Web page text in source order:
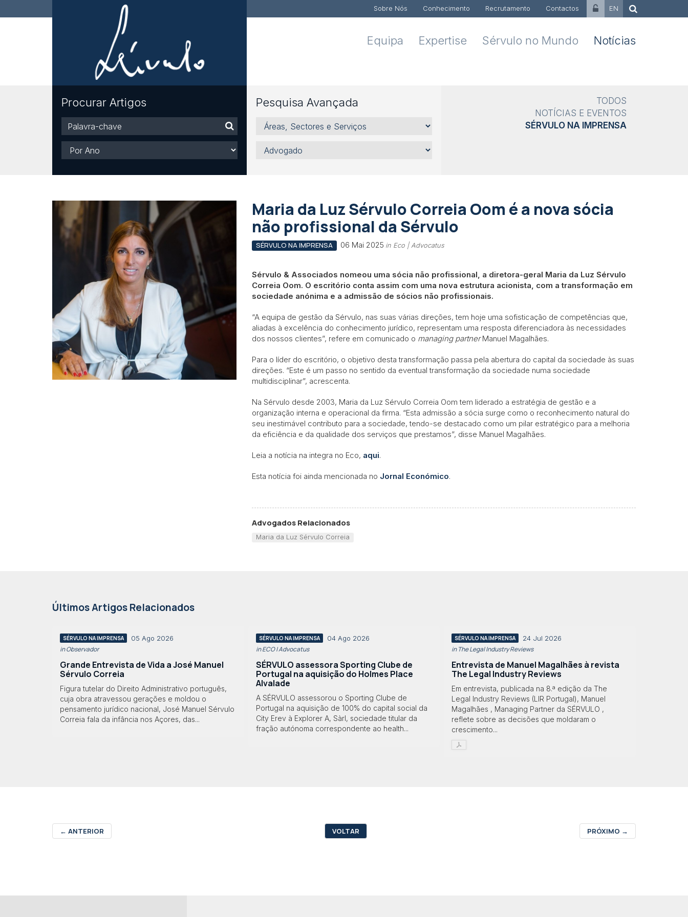
Sobre Nós Conhecimento Recrutamento Contactos EN
Equipa Expertise Sérvulo no Mundo Notícias
Procurar Artigos
Palavra-
chave
Ano
Pesquisa Avançada
Áreas,
Sectores
Serviços
Advogado
TODOS
NOTÍCIAS E EVENTOS
SÉRVULO NA IMPRENSA
Maria da Luz Sérvulo Correia Oom é a nova sócia
não profissional da Sérvulo
SÉRVULO NA IMPRENSA 06 Mai 2025 in Eco | Advocatus
Sérvulo & Associados nomeou uma sócia não profissional, a diretora-geral Maria da Luz Sérvulo
Correia Oom. O escritório conta assim com uma nova estrutura acionista, com a transformação em
sociedade anónima e a admissão de sócios não profissionais.
“A equipa de gestão da Sérvulo, nas suas várias direções, tem hoje uma sofisticação de competências que,
aliadas à excelência do conhecimento jurídico, representam uma resposta diferenciadora às necessidades
dos nossos clientes”, refere em comunicado o managing partnerManuel Magalhães.
Para o líder do escritório, o objetivo desta transformação passa pela abertura do capital da sociedade às suas
direções. “Este é um passo no sentido da eventual transformação da sociedade numa sociedade
multidisciplinar”, acrescenta.
Na Sérvulo desde 2003, Maria da Luz Sérvulo Correia Oom tem liderado a estratégia de gestão e a
organização interna e operacional da firma. “Esta admissão a sócia surge como o reconhecimento natural do
seu inestimável contributo para a sociedade, tendo-se destacado como um pilar estratégico para a melhoria
da eficiência e da qualidade dos serviços que prestamos”, disse Manuel Magalhães.
Leia a notícia na integra no Eco, aqui.
Esta notícia foi ainda mencionada no Jornal Económico.
Advogados Relacionados
Maria da Luz Sérvulo Correia
Últimos Artigos Relacionados
SÉRVULO NA IMPRENSA 05 Ago 2026
in Observador
Grande Entrevista de Vida a José Manuel
Sérvulo Correia
Figura tutelar do Direito Administrativo português,
cuja obra atravessou gerações e moldou o
pensamento jurídico nacional, José Manuel Sérvulo
Correia fala da infância nos Açores, das...
SÉRVULO NA IMPRENSA 04 Ago 2026
in ECO | Advocatus
SÉRVULO assessora Sporting Clube de
Portugal na aquisição do Holmes Place
Alvalade
A SÉRVULO assessorou o Sporting Clube de
Portugal na aquisição de 100% do capital social da
City Erev à Explorer A, Sàrl, sociedade titular da
fração autónoma correspondente ao health...
SÉRVULO NA IMPRENSA 24 Jul 2026
in The Legal Industry Reviews
Entrevista de Manuel Magalhães à revista
The Legal Industry Reviews
Em entrevista, publicada na 8.ª edição da The
Legal Industry Reviews (LIR Portugal), Manuel
Magalhães , Managing Partner da SÉRVULO ,
reflete sobre as decisões que moldaram o
crescimento...
← ANTERIOR VOLTAR PRÓXIMO →